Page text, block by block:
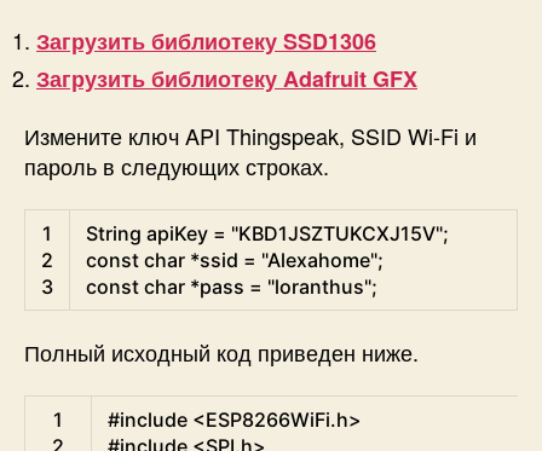
Загрузить библиотеку SSD1306
Загрузить библиотеку Adafruit GFX
Измените ключ API Thingspeak, SSID Wi-Fi и
пароль в следующих строках.
Arduino
1
2
3
String apiKey = "KBD1JSZTUKCXJ15V";
const char *ssid = "Alexahome";
const char *pass = "loranthus";
Полный исходный код приведен ниже.
1
2
#include <ESP8266WiFi.h>
#include <SPI.h>